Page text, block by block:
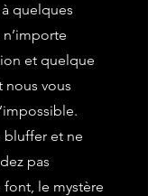
quelques
et quelque
nous vous
bluffer et ne
pas
le mystère